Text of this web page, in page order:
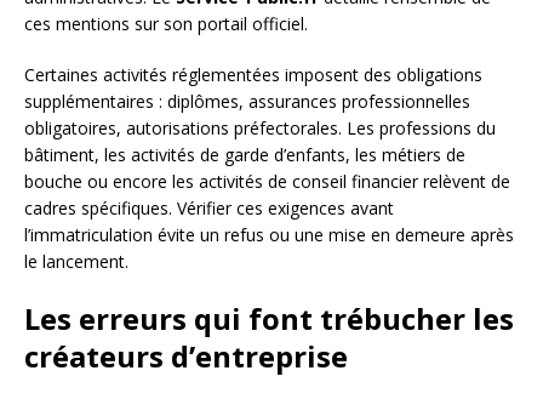
ces mentions sur son portail officiel.
Certaines activités réglementées imposent des obligations
supplémentaires : diplômes, assurances professionnelles
obligatoires, autorisations préfectorales. Les professions du
bâtiment, les activités de garde d’enfants, les métiers de
bouche ou encore les activités de conseil financier relèvent de
cadres spécifiques. Vérifier ces exigences avant
l’immatriculation évite un refus ou une mise en demeure après
le lancement.
Les erreurs qui font trébucher les
créateurs d’entreprise